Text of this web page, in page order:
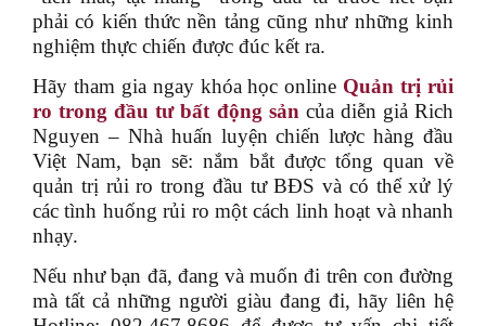
phải có kiến thức nền tảng cũng như những kinh
nghiệm thực chiến được đúc kết ra.
Hãy tham gia ngay khóa học online Quản trị rủi
ro trong đầu tư bất động sản của diễn giả Rich
Nguyen – Nhà huấn luyện chiến lược hàng đầu
Việt Nam, bạn sẽ: nắm bắt được tổng quan về
quản trị rủi ro trong đầu tư BĐS và có thể xử lý
các tình huống rủi ro một cách linh hoạt và nhanh
nhạy.
Nếu như bạn đã, đang và muốn đi trên con đường
mà tất cả những người giàu đang đi, hãy liên hệ